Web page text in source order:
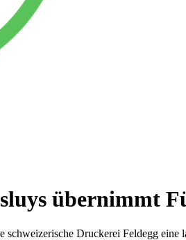
übernimmt
Druckerei Feldegg